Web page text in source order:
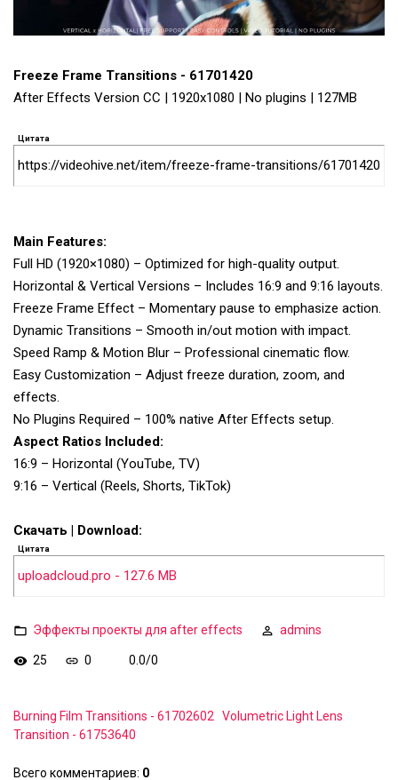
Freeze Frame Transitions - 61701420
After Effects Version CC | 1920x1080 | No plugins | 127MB
Цитата
https://videohive.net/item/freeze-frame-transitions/61701420
Main Features:
Full HD (1920×1080) – Optimized for high-quality output.
Horizontal & Vertical Versions – Includes 16:9 and 9:16 layouts.
Freeze Frame Effect – Momentary pause to emphasize action.
Dynamic Transitions – Smooth in/out motion with impact.
Speed Ramp & Motion Blur – Professional cinematic flow.
Easy Customization – Adjust freeze duration, zoom, and
effects.
No Plugins Required – 100% native After Effects setup.
Aspect Ratios Included:
16:9 – Horizontal (YouTube, TV)
9:16 – Vertical (Reels, Shorts, TikTok)
Скачать | Download:
Цитата
uploadcloud.pro - 127.6 MB
Эффекты проекты для after effects admins
25 0 0.0/0
Burning Film Transitions - 61702602
Volumetric Light Lens
Transition - 61753640
Всего комментариев: 0